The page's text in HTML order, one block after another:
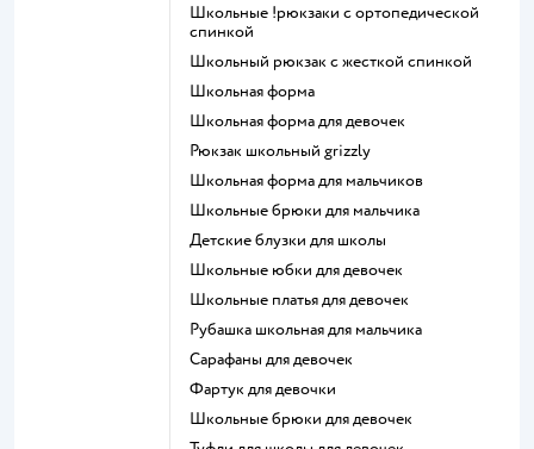
Школьные !рюкзаки с ортопедической
спинкой
Школьный рюкзак с жесткой спинкой
Школьная форма
Школьная форма для девочек
Рюкзак школьный grizzly
Школьная форма для мальчиков
Школьные брюки для мальчика
Детские блузки для школы
Школьные юбки для девочек
Школьные платья для девочек
Рубашка школьная для мальчика
Сарафаны для девочек
Фартук для девочки
Школьные брюки для девочек